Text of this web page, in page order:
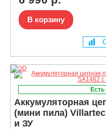
В корзину
Есть
Аккумуляторная
(мини пила)
и ЗУ